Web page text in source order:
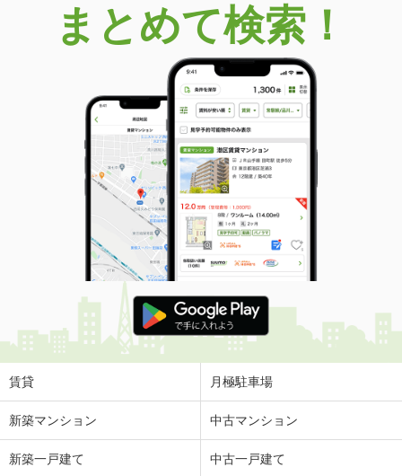
まとめて検索！
賃貸 月極駐車場
新築マンション 中古マンション
新築一戸建て 中古一戸建て